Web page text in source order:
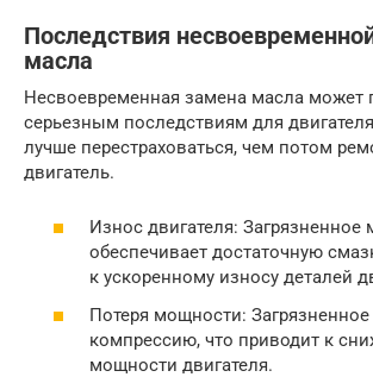
Последствия
масла
Несвоевременная замена масла может
серьезным последствиям для
лучше перестраховаться, чем потом
двигатель.
Износ двигателя: Загрязненное
обеспечивает достаточную
к ускоренному износу деталей
Потеря мощности:
компрессию, что приводит к
мощности двигателя.